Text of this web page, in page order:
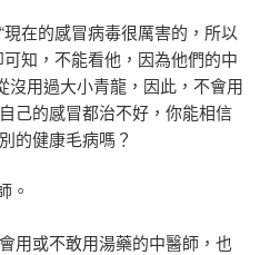
在的感冒病毒很厲害的，所以
知，不能看他，因為他們的中
沒用過大小青龍，因此，不會用
己的感冒都治不好，你能相信
的健康毛病嗎？
。
用或不敢用湯藥的中醫師，也